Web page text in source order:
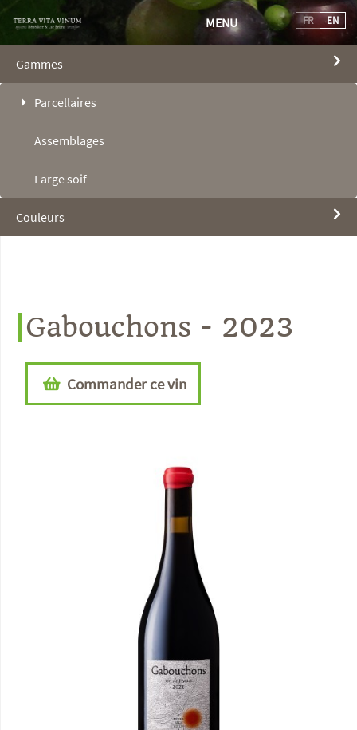
MENU FR EN
Gammes
Parcellaires
Assemblages
Large soif
Couleurs
Gabouchons - 2023
Commander ce vin